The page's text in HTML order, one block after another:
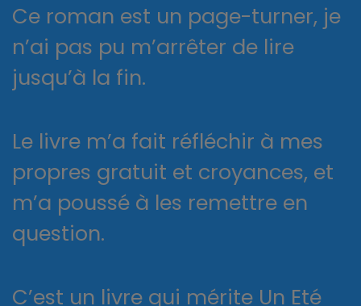
Ce roman est un page-turner, je
n’ai pas pu m’arrêter de lire
jusqu’à la fin.
Le livre m’a fait réfléchir à mes
propres gratuit et croyances, et
m’a poussé à les remettre en
question.
C’est un livre qui mérite Un Eté